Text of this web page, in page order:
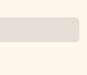
kan forstå,
som forælder.